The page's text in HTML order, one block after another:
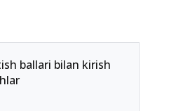
ballari bilan kirish